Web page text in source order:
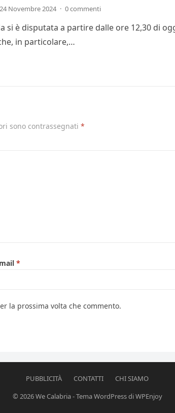
24 Novembre 2024 · 0 commenti
si è disputata a partire dalle ore 12,30 di
in particolare,…
sono contrassegnati *
*
la prossima volta che commento.
PUBBLICITÀ CONTATTI
CHI SIAMO
© 2026We Calabria-Tema WordPressdiWPEnjoy